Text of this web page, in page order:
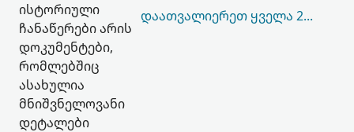
ისტორიული
ჩანაწერები არის
დოკუმენტები,
რომლებშიც
ასახულია
მნიშვნელოვანი
დეტალები
ᲓᲐᲐᲗᲕᲐᲚᲘᲔᲠᲔᲗ ᲧᲕᲔᲚᲐ 279,061